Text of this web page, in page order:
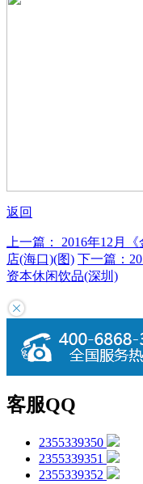
返回
上一篇： 2016年12月
店(海口)(图) 下一篇：
资本休闲饮品(深圳)
客服QQ
2355339350
2355339351
2355339352